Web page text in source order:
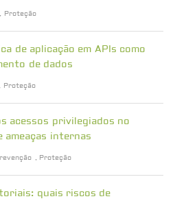
, Proteção
de aplicação em APIs como
de dados
, Proteção
acessos privilegiados no
ameaças internas
, Proteção
quais riscos de